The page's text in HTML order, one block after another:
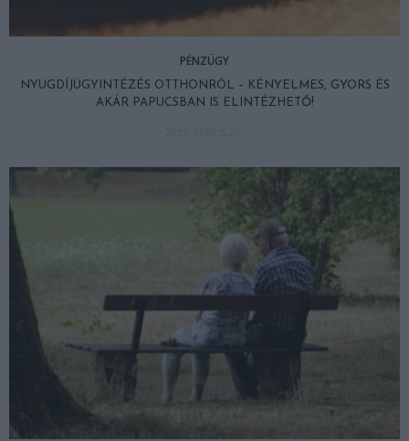
PÉNZÜGY
NYUGDÍJÜGYINTÉZÉS OTTHONRÓL – KÉNYELMES, GYORS ÉS
AKÁR PAPUCSBAN IS ELINTÉZHETŐ!